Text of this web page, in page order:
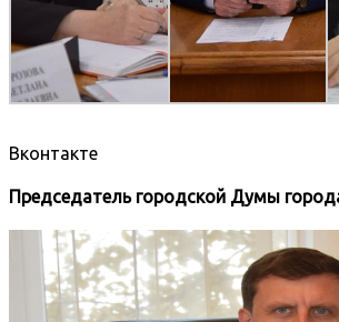
Вконтакте
Председатель городской Думы